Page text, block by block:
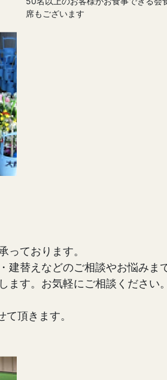
席もございます
っております。
建替えなどのご相談やお悩みま
ます。お気軽にご相談ください
頂きます。